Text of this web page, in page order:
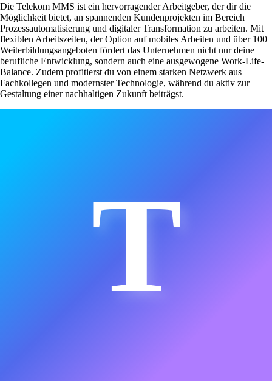
Die Telekom MMS ist ein hervorragender Arbeitgeber, der dir die
Möglichkeit bietet, an spannenden Kundenprojekten im Bereich
Prozessautomatisierung und digitaler Transformation zu arbeiten. Mit
flexiblen Arbeitszeiten, der Option auf mobiles Arbeiten und über 100
Weiterbildungsangeboten fördert das Unternehmen nicht nur deine
berufliche Entwicklung, sondern auch eine ausgewogene Work-Life-
Balance. Zudem profitierst du von einem starken Netzwerk aus
Fachkollegen und modernster Technologie, während du aktiv zur
Gestaltung einer nachhaltigen Zukunft beiträgst.
T